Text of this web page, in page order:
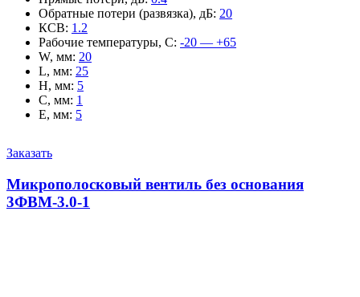
Обратные потери (развязка), дБ: 20
КСВ: 1.2
Рабочие температуры, С: -20 — +65
W, мм: 20
L, мм: 25
H, мм: 5
C, мм: 1
E, мм: 5
Заказать
Микрополосковый вентиль без основания
3ФВМ-3.0-1